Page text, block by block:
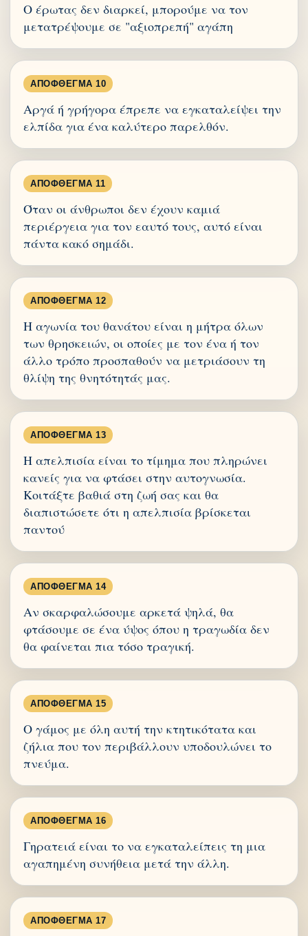
Ο έρωτας δεν διαρκεί, μπορούμε να τον
μετατρέψουμε σε "αξιοπρεπή" αγάπη
ΑΠΌΦΘΕΓΜΑ 10
Αργά ή γρήγορα έπρεπε να εγκαταλείψει την
ελπίδα για ένα καλύτερο παρελθόν.
ΑΠΌΦΘΕΓΜΑ 11
Όταν οι άνθρωποι δεν έχουν καμιά
περιέργεια για τον εαυτό τους, αυτό είναι
πάντα κακό σημάδι.
ΑΠΌΦΘΕΓΜΑ 12
Η αγωνία του θανάτου είναι η μήτρα όλων
των θρησκειών, οι οποίες με τον ένα ή τον
άλλο τρόπο προσπαθούν να μετριάσουν τη
θλίψη της θνητότητάς μας.
ΑΠΌΦΘΕΓΜΑ 13
Η απελπισία είναι το τίμημα που πληρώνει
κανείς για να φτάσει στην αυτογνωσία.
Κοιτάξτε βαθιά στη ζωή σας και θα
διαπιστώσετε ότι η απελπισία βρίσκεται
παντού
ΑΠΌΦΘΕΓΜΑ 14
Αν σκαρφαλώσουμε αρκετά ψηλά, θα
φτάσουμε σε ένα ύψος όπου η τραγωδία δεν
θα φαίνεται πια τόσο τραγική.
ΑΠΌΦΘΕΓΜΑ 15
Ο γάμος με όλη αυτή την κτητικότατα και
ζήλια που τον περιβάλλουν υποδουλώνει το
πνεύμα.
ΑΠΌΦΘΕΓΜΑ 16
Γηρατειά είναι το να εγκαταλείπεις τη μια
αγαπημένη συνήθεια μετά την άλλη.
ΑΠΌΦΘΕΓΜΑ 17